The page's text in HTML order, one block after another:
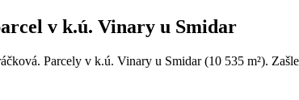
v k.ú. Vinary u Smidar
Parcely v k.ú. Vinary u Smidar (10 535 m²).